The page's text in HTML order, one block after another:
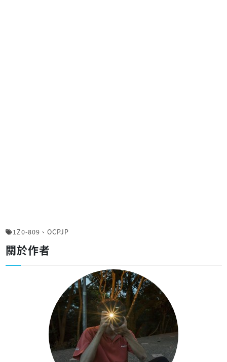
1Z0-809 、 OCPJP
關於作者